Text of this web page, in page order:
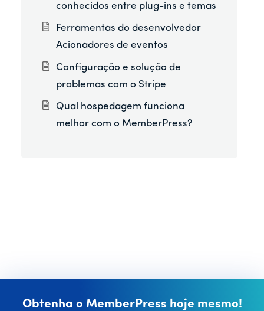
conhecidos entre plug-ins e temas
Ferramentas do desenvolvedor
Acionadores de eventos
Configuração e solução de
problemas com o Stripe
Qual hospedagem funciona
melhor com o MemberPress?
Obtenha o MemberPress hoje mesmo!